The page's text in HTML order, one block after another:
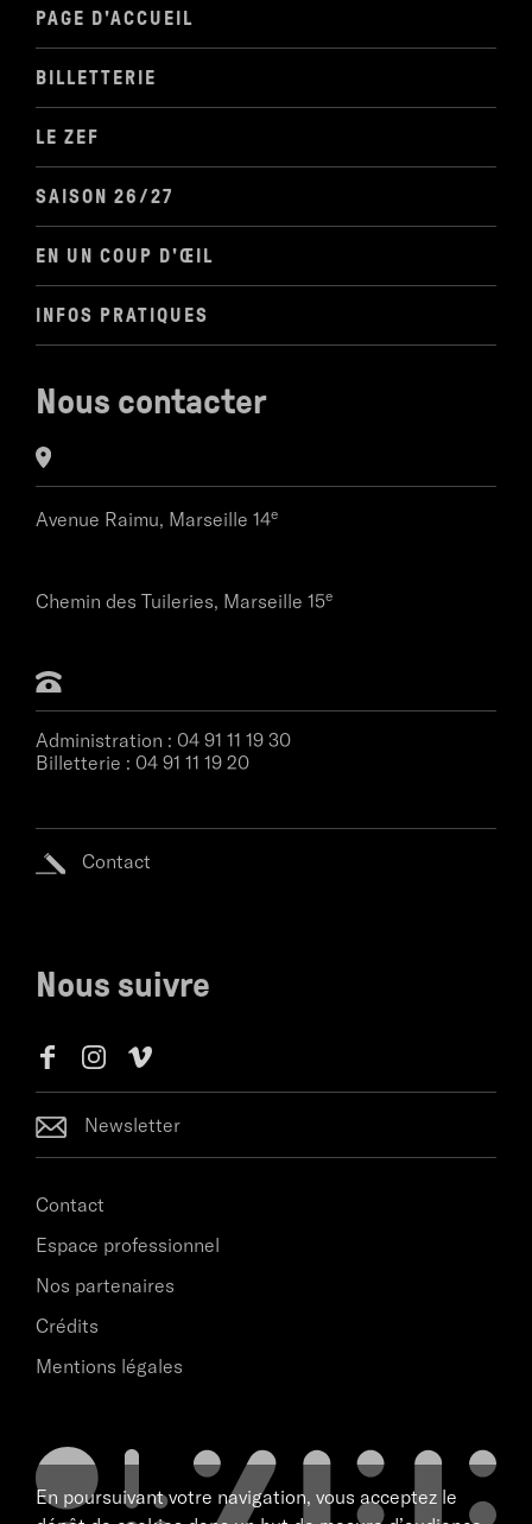
PAGE D'ACCUEIL
BILLETTERIE
LE ZEF
SAISON 26/27
EN UN COUP D'ŒIL
INFOS PRATIQUES
Nous contacter
Avenue Raimu, Marseille 14e
Chemin des Tuileries, Marseille 15e
Administration : 04 91 11 19 30
Billetterie : 04 91 11 19 20
Contact
Nous suivre
Newsletter
Contact
Espace professionnel
Nos partenaires
Crédits
Mentions légales
En poursuivant votre navigation, vous acceptez le